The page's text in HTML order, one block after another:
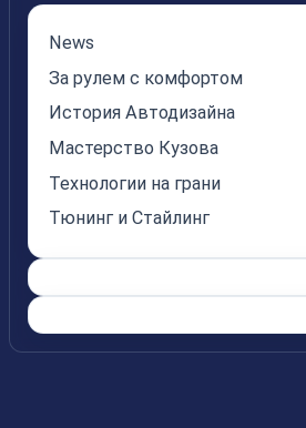
News
За рулем с комфортом
История Автодизайна
Мастерство Кузова
Технологии на грани
Тюнинг и Стайлинг